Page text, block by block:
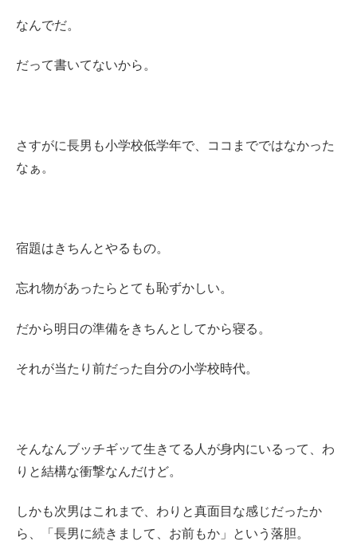
なんでだ。
だって書いてないから。
さすがに長男も小学校低学年で、ココまでではなかった
なぁ。
宿題はきちんとやるもの。
忘れ物があったらとても恥ずかしい。
だから明日の準備をきちんとしてから寝る。
それが当たり前だった自分の小学校時代。
そんなんブッチギッて生きてる人が身内にいるって、わ
りと結構な衝撃なんだけど。
しかも次男はこれまで、わりと真面目な感じだったか
ら、「長男に続きまして、お前もか」という落胆。